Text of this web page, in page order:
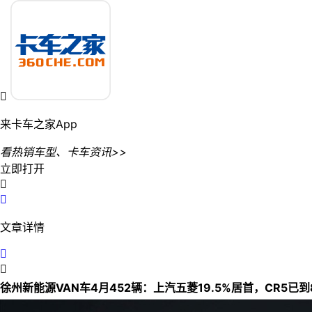

来卡车之家App
看热销车型、卡车资讯>>
立即打开


文章详情


徐州新能源VAN车4月452辆：上汽五菱19.5%居首，CR5已